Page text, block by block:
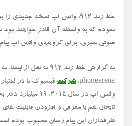
خط رند ۹۱۲: واتس اپ نسخه جدیدی
نموده که به واسطه آن قادر خواهند بود
صوتی سیری، برای گروههای واتس اپ پیام
به گزارش خط رند ۹۱۲ به نقل
phonearena، شرکت فیسبوک با در
واتس اپ در سال
تابحال هم با معرفی و افزودن قابلیت
طرفداران این پیام رسان محبوب بوده